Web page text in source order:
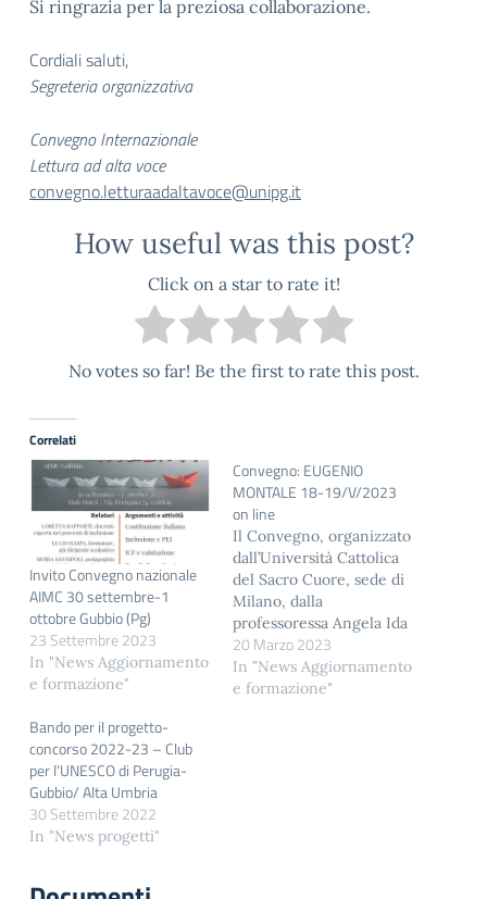
Si ringrazia per la preziosa collaborazione.
Cordiali saluti,
Segreteria organizzativa
Convegno Internazionale
Lettura ad alta voce
convegno.letturaadaltavoce@unipg.it
How useful was this post?
Click on a star to rate it!
No votes so far! Be the first to rate this post.
Correlati
Invito Convegno nazionale
AIMC 30 settembre-1
ottobre Gubbio (Pg)
23 Settembre 2023
In "News Aggiornamento
e formazione"
Convegno: EUGENIO
MONTALE 18-19/V/2023
on line
Il Convegno, organizzato
dall’Università Cattolica
del Sacro Cuore, sede di
Milano, dalla
professoressa Angela Ida
Villa, si terrà on-line il 18
maggio (dalle ore 15 alle
17,30 circa) e il 19
20 Marzo 2023
In "News Aggiornamento
e formazione"
Bando per il progetto-
concorso 2022-23 – Club
per l’UNESCO di Perugia-
Gubbio/ Alta Umbria
30 Settembre 2022
In "News progetti"